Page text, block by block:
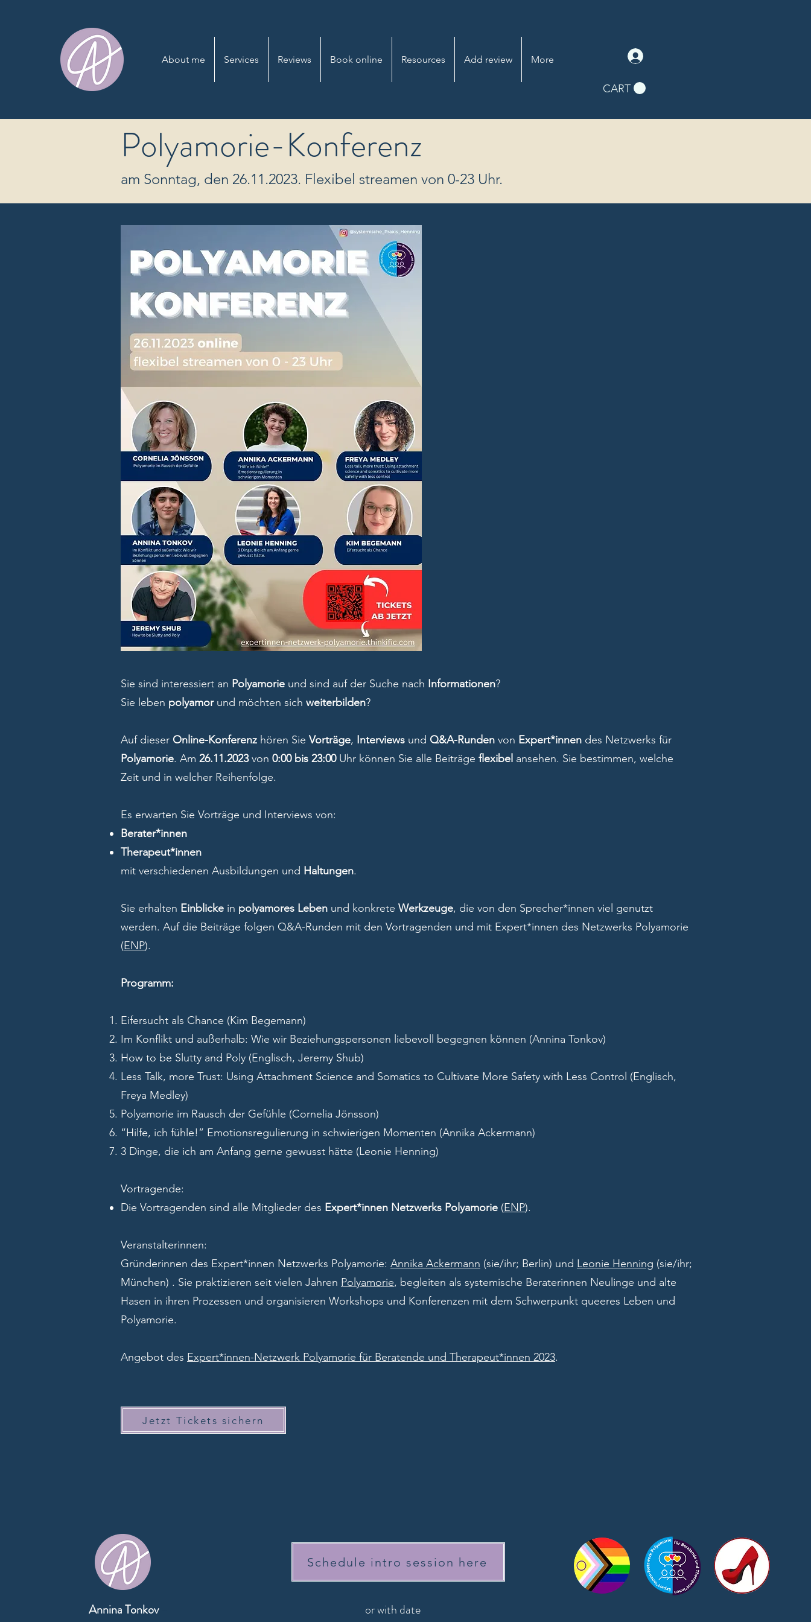
About me Services Reviews Book online Resources Add review More
CART
Polyamorie-Konferenz
am Sonntag, den 26.11.2023. Flexibel streamen von 0-23 Uhr.
Sie sind interessiert an Polyamorie und sind auf der Suche nach Informationen?
Sie leben polyamorund möchten sich weiterbilden?
Auf dieser Online-Konferenz hören Sie Vorträge, Interviews und Q&A-Runden von Expert*innen des Netzwerks für
Polyamorie. Am 26.11.2023von 0:00 bis 23:00Uhr können Sie alle Beiträge flexibel ansehen. Sie bestimmen, welche
Zeit und in welcher Reihenfolge.
Es erwarten Sie Vorträge und Interviews von:
Berater*innen
Therapeut*innen
mit verschiedenen Ausbildungen und Haltungen.
Sie erhalten Einblicke in polyamores Leben und konkrete Werkzeuge, die von den Sprecher*innen viel genutzt
werden. Auf die Beiträge folgen Q&A-Runden mit den Vortragenden und mit Expert*innen des Netzwerks Polyamorie
(ENP).
Programm:
Eifersucht als Chance (Kim Begemann)
Im Konflikt und außerhalb: Wie wir Beziehungspersonen liebevoll begegnen können (Annina Tonkov)
How to be Slutty and Poly (Englisch, Jeremy Shub)
Less Talk, more Trust: Using Attachment Science and Somatics to Cultivate More Safety with Less Control (Englisch,
Freya Medley)
Polyamorie im Rausch der Gefühle (Cornelia Jönsson)
“Hilfe, ich fühle!” Emotionsregulierung in schwierigen Momenten (Annika Ackermann)
3 Dinge, die ich am Anfang gerne gewusst hätte (Leonie Henning)
Vortragende:
Die Vortragenden sind alle Mitglieder des Expert*innen Netzwerks Polyamorie (ENP).
Veranstalterinnen:
Gründerinnen des Expert*innen Netzwerks Polyamorie: Annika Ackermann (sie/ihr; Berlin) und Leonie Henning (sie/ihr;
München) . Sie praktizieren seit vielen Jahren Polyamorie, begleiten als systemische Beraterinnen Neulinge und alte
Hasen in ihren Prozessen und organisieren Workshops und Konferenzen mit dem Schwerpunkt queeres Leben und
Polyamorie.
Angebot des Expert*innen-Netzwerk Polyamorie für Beratende und Therapeut*innen 2023.
Jetzt Tickets sichern
Annina Tonkov
Schedule intro session here
or with date